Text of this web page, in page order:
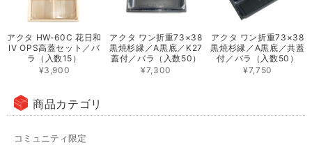
アクタ HW-60C 花日和
IV OPS高蓋セット／バ
ラ（入数15）
¥3,900
アクタ ワン折重73×38
黒焼杉縁／A黒底／K27
蓋付／バラ（入数50）
¥7,300
アクタ ワン折重73×38
黒焼杉縁／A黒底／共蓋
付／バラ（入数50）
¥7,750
商品カテゴリ
コミュニティ限定